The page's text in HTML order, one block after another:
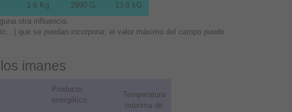
1,6 Kg 2990 G
13.8 kG
otra influencia.
que se puedan incorporar, el valor máximo del campo puede
imanes
Producto
energético
Temperatura
máxima de